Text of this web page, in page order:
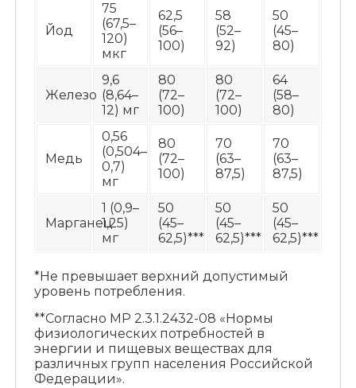
Йод
75
(67,5–
120)
мкг
62,5
(56–
100)
58
(52–
92)
50
(45–
80)
Железо
9,6
(8,64–
12) мг
80
(72–
100)
80
(72–
100)
64
(58–
80)
Медь
0,56
(0,504–
0,7)
мг
80
(72–
100)
70
(63–
87,5)
70
(63–
87,5)
Марганец
1 (0,9–
1,25)
мг
50
(45–
62,5)***
50
(45–
62,5)***
50
(45–
62,5)***
*Не превышает верхний допустимый
уровень потребления.
**Согласно МР 2.3.1.2432-08 «Нормы
физиологических потребностей в
энергии и пищевых веществах для
различных групп населения Российской
Федерации».